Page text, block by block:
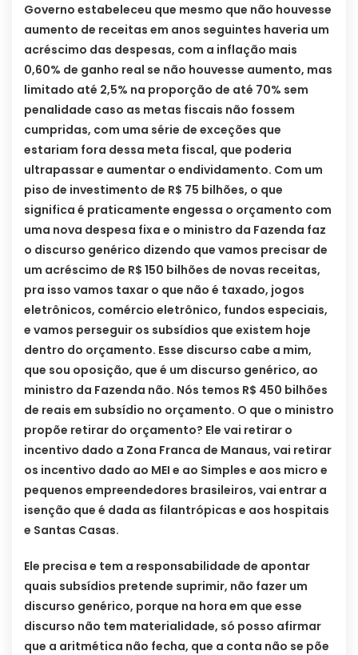
Governo estabeleceu que mesmo que não houvesse
aumento de receitas em anos seguintes haveria um
acréscimo das despesas, com a inflação mais
0,60% de ganho real se não houvesse aumento, mas
limitado até 2,5% na proporção de até 70% sem
penalidade caso as metas fiscais não fossem
cumpridas, com uma série de exceções que
estariam fora dessa meta fiscal, que poderia
ultrapassar e aumentar o endividamento. Com um
piso de investimento de R$ 75 bilhões, o que
significa é praticamente engessa o orçamento com
uma nova despesa fixa e o ministro da Fazenda faz
o discurso genérico dizendo que vamos precisar de
um acréscimo de R$ 150 bilhões de novas receitas,
pra isso vamos taxar o que não é taxado, jogos
eletrônicos, comércio eletrônico, fundos especiais,
e vamos perseguir os subsídios que existem hoje
dentro do orçamento. Esse discurso cabe a mim,
que sou oposição, que é um discurso genérico, ao
ministro da Fazenda não. Nós temos R$ 450 bilhões
de reais em subsídio no orçamento. O que o ministro
propõe retirar do orçamento? Ele vai retirar o
incentivo dado a Zona Franca de Manaus, vai retirar
os incentivo dado ao MEI e ao Simples e aos micro e
pequenos empreendedores brasileiros, vai entrar a
isenção que é dada as filantrópicas e aos hospitais
e Santas Casas.
Ele precisa e tem a responsabilidade de apontar
quais subsídios pretende suprimir, não fazer um
discurso genérico, porque na hora em que esse
discurso não tem materialidade, só posso afirmar
que a aritmética não fecha, que a conta não se põe